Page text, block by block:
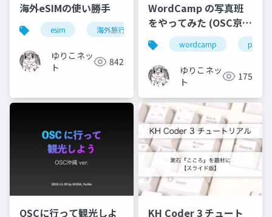
海外eSIMの使い勝手
esim 海外旅行
ゆりこネッ
ト
842
WordCamp の写真班
をやってみた (OSC京都
向け)
wordcamp photo
ゆりこネッ
ト
175
OSCに行って観光しよ KH Coder 3 チュート